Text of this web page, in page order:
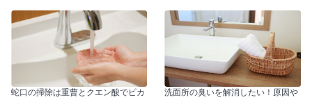
蛇口の掃除は重曹とクエン酸でピカ
洗面所の臭いを解消したい！原因や